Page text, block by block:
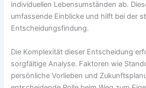
individuellen Lebensumständen ab.
umfassende Einblicke und hilft bei der
Entscheidungsfindung.
Die Komplexität dieser Entscheidung
sorgfältige Analyse. Faktoren wie
persönliche Vorlieben und